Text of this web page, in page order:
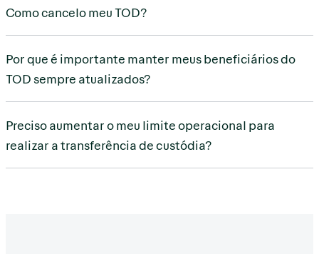
Como cancelo meu TOD?
Por que é importante manter meus beneficiários do
TOD sempre atualizados?
Preciso aumentar o meu limite operacional para
realizar a transferência de custódia?